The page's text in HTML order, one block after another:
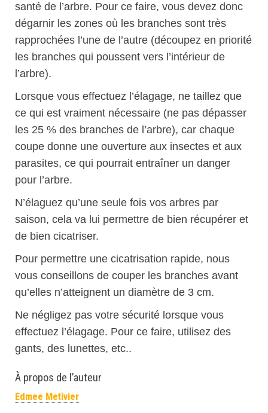
santé de l’arbre. Pour ce faire, vous devez donc
dégarnir les zones où les branches sont très
rapprochées l’une de l’autre (découpez en priorité
les branches qui poussent vers l’intérieur de
l’arbre).
Lorsque vous effectuez l’élagage, ne taillez que
ce qui est vraiment nécessaire (ne pas dépasser
les 25 % des branches de l’arbre), car chaque
coupe donne une ouverture aux insectes et aux
parasites, ce qui pourrait entraîner un danger
pour l’arbre.
N’élaguez qu’une seule fois vos arbres par
saison, cela va lui permettre de bien récupérer et
de bien cicatriser.
Pour permettre une cicatrisation rapide, nous
vous conseillons de couper les branches avant
qu’elles n’atteignent un diamètre de 3 cm.
Ne négligez pas votre sécurité lorsque vous
effectuez l’élagage. Pour ce faire, utilisez des
gants, des lunettes, etc..
À propos de l’auteur
Edmee Metivier